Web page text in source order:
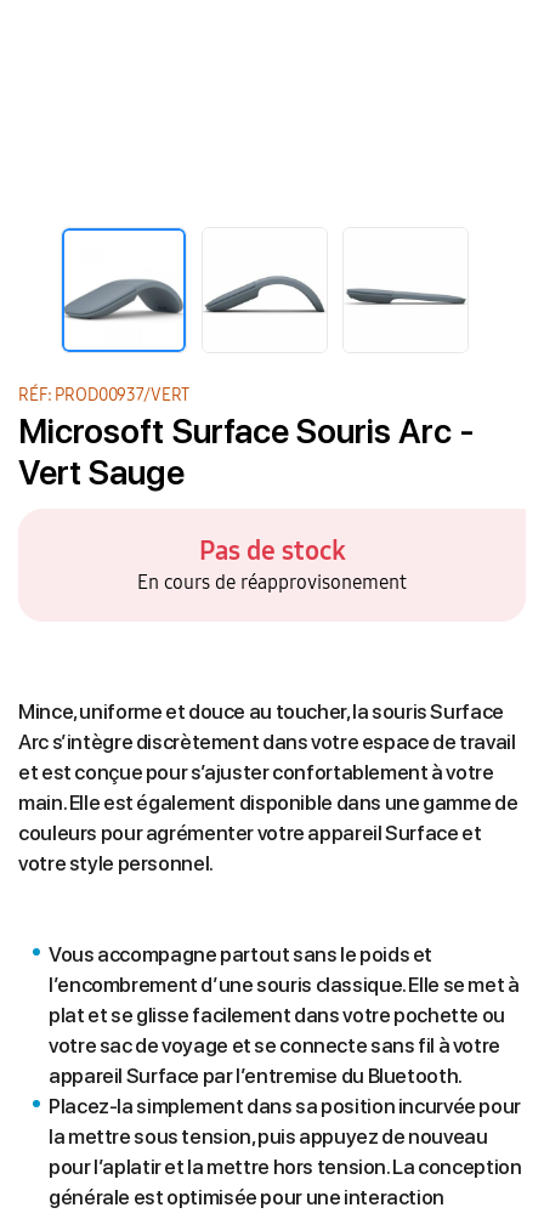
RÉF: PROD00937/VERT
Microsoft Surface Souris Arc -
Vert Sauge
Pas de stock
En cours de réapprovisonement
Mince, uniforme et douce au toucher, la souris Surface
Arc s’intègre discrètement dans votre espace de travail
et est conçue pour s’ajuster confortablement à votre
main. Elle est également disponible dans une gamme de
couleurs pour agrémenter votre appareil Surface et
votre style personnel.
Vous accompagne partout sans le poids et
l’encombrement d’une souris classique. Elle se met à
plat et se glisse facilement dans votre pochette ou
votre sac de voyage et se connecte sans fil à votre
appareil Surface par l’entremise du Bluetooth.
Placez-la simplement dans sa position incurvée pour
la mettre sous tension, puis appuyez de nouveau
pour l’aplatir et la mettre hors tension. La conception
générale est optimisée pour une interaction